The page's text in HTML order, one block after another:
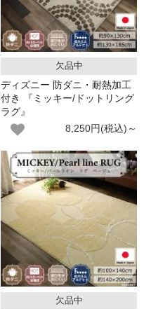
欠品中
ディズニー 防ダニ・耐熱加工
付き 『ミッキー/ドットリング
ラグ』
8,250円(税込)～
欠品中